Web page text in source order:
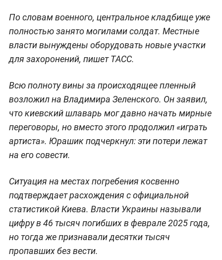
По словам военного, центральное кладбище уже
полностью занято могилами солдат. Местные
власти вынуждены оборудовать новые участки
для захоронений, пишет ТАСС.
Всю полноту вины за происходящее пленный
возложил на Владимира Зеленского. Он заявил,
что киевский шлаварь мог давно начать мирные
переговоры, но вместо этого продолжил «играть
артиста». Юрашик подчеркнул: эти потери лежат
на его совести.
Ситуация на местах погребения косвенно
подтверждает расхождения с официальной
статистикой Киева. Власти Украины называли
цифру в 46 тысяч погибших в феврале 2025 года,
но тогда же признавали десятки тысяч
пропавших без вести.